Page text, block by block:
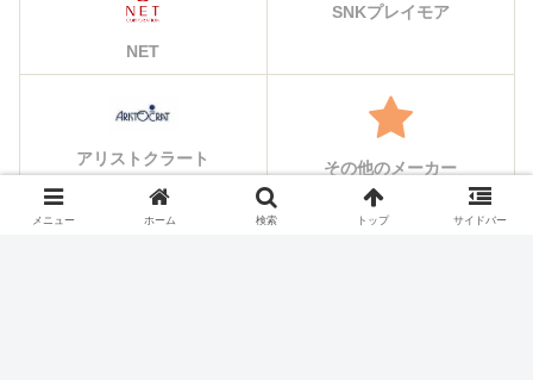
NET
SNKプレイモア
アリストクラート その他のメーカー
メニュー ホーム 検索 トップ サイドバー